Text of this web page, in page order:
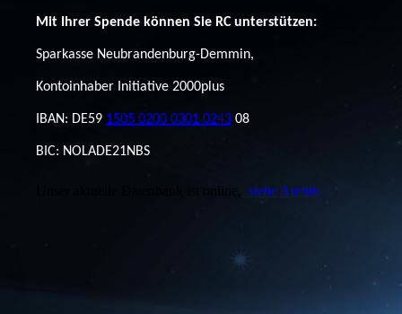
Mit Ihrer Spende können Sie RC unterstützen:
Sparkasse Neubrandenburg-Demmin,
Kontoinhaber Initiative 2000plus
IBAN: DE59 1505 0200 0301 0243 08
BIC: NOLADE21NBS
Unser aktuelle Datenbank ist online, siehe Archiv